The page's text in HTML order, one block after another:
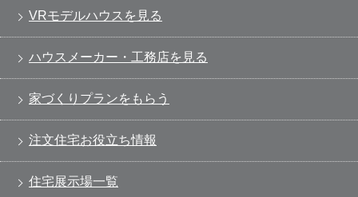
VRモデルハウスを見る
ハウスメーカー・工務店を見る
家づくりプランをもらう
注文住宅お役立ち情報
住宅展示場一覧